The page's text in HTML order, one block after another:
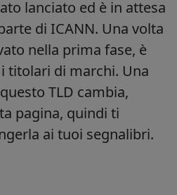
lanciato ed è in attesa
di ICANN. Una volta
nella prima fase, è
titolari di marchi. Una
TLD cambia,
pagina, quindi ti
ai tuoi segnalibri.